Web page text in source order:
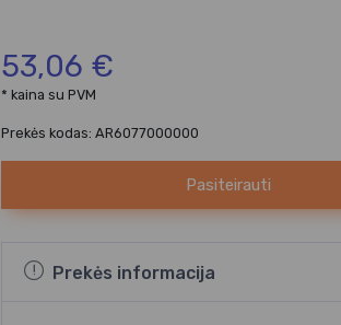
53,06 €
* kaina su PVM
Prekės kodas: AR6077000000
Pasiteirauti
Prekės informacija